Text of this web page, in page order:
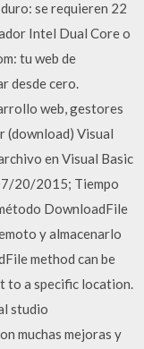
se requieren 22
Intel Dual Core o
tu web de
desde cero.
web, gestores
(download) Visual
en Visual Basic
20/2015; Tiempo
DownloadFile
y almacenarlo
method can be
to a specific location.
studio
muchas mejoras y